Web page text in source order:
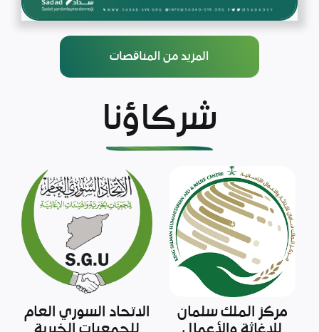
المزيد من المناقصات
شركاؤنا
وزارة الزراعة التركية آفاد